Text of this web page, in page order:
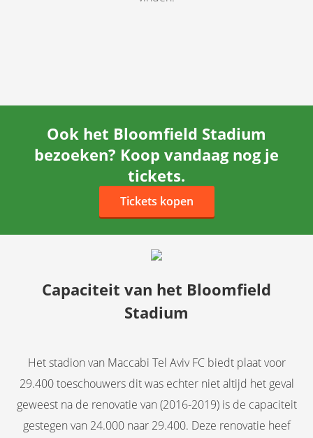
Ook het Bloomfield Stadium
bezoeken? Koop vandaag nog je
tickets.
Tickets kopen
Capaciteit van het Bloomfield
Stadium
Het stadion van Maccabi Tel Aviv FC biedt plaat voor
29.400 toeschouwers dit was echter niet altijd het geval
geweest na de renovatie van (2016-2019) is de capaciteit
gestegen van 24.000 naar 29.400. Deze renovatie heef